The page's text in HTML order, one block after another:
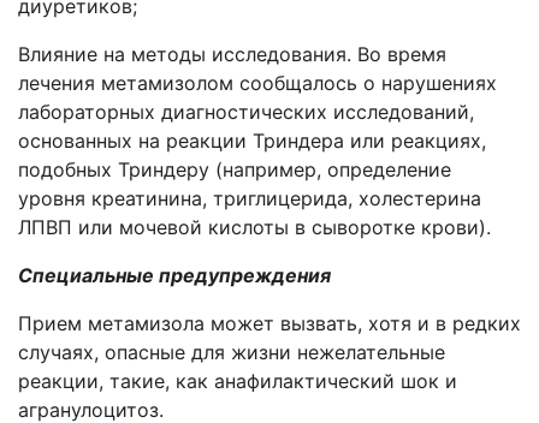
диуретиков;
Влияние на методы исследования. Во время
лечения метамизолом сообщалось о нарушениях
лабораторных диагностических исследований,
основанных на реакции Триндера или реакциях,
подобных Триндеру (например, определение
уровня креатинина, триглицерида, холестерина
ЛПВП или мочевой кислоты в сыворотке крови).
Специальные предупреждения
Прием метамизола может вызвать, хотя и в редких
случаях, опасные для жизни нежелательные
реакции, такие, как анафилактический шок и
агранулоцитоз.